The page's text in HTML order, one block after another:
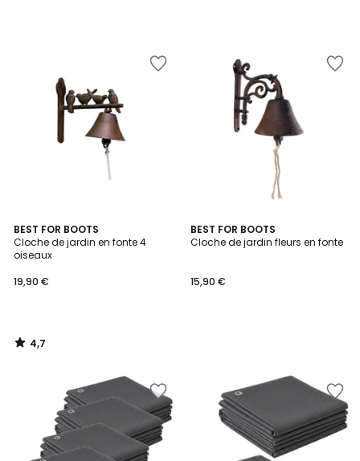
BEST FOR BOOTS
Cloche de jardin en fonte 4
oiseaux
19,90 €
4,7
/ 5
4,7
/
BEST FOR BOOTS
Cloche de jardin fleurs en fonte
15,90 €